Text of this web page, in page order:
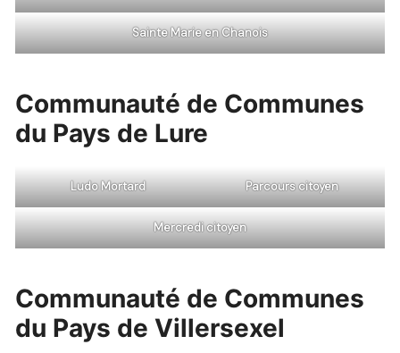
Sainte Marie en Chanois
Communauté de Communes
du Pays de Lure
Ludo Mortard Parcours citoyen
Mercredi citoyen
Communauté de Communes
du Pays de Villersexel